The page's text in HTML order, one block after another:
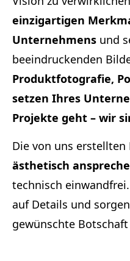
einzigartigen
Unternehmens und
beeindruckenden
Produktfotografie,
setzen Ihres
Projekte geht – wir
Die von uns
ästhetisch
technisch
auf Details und
gewünschte